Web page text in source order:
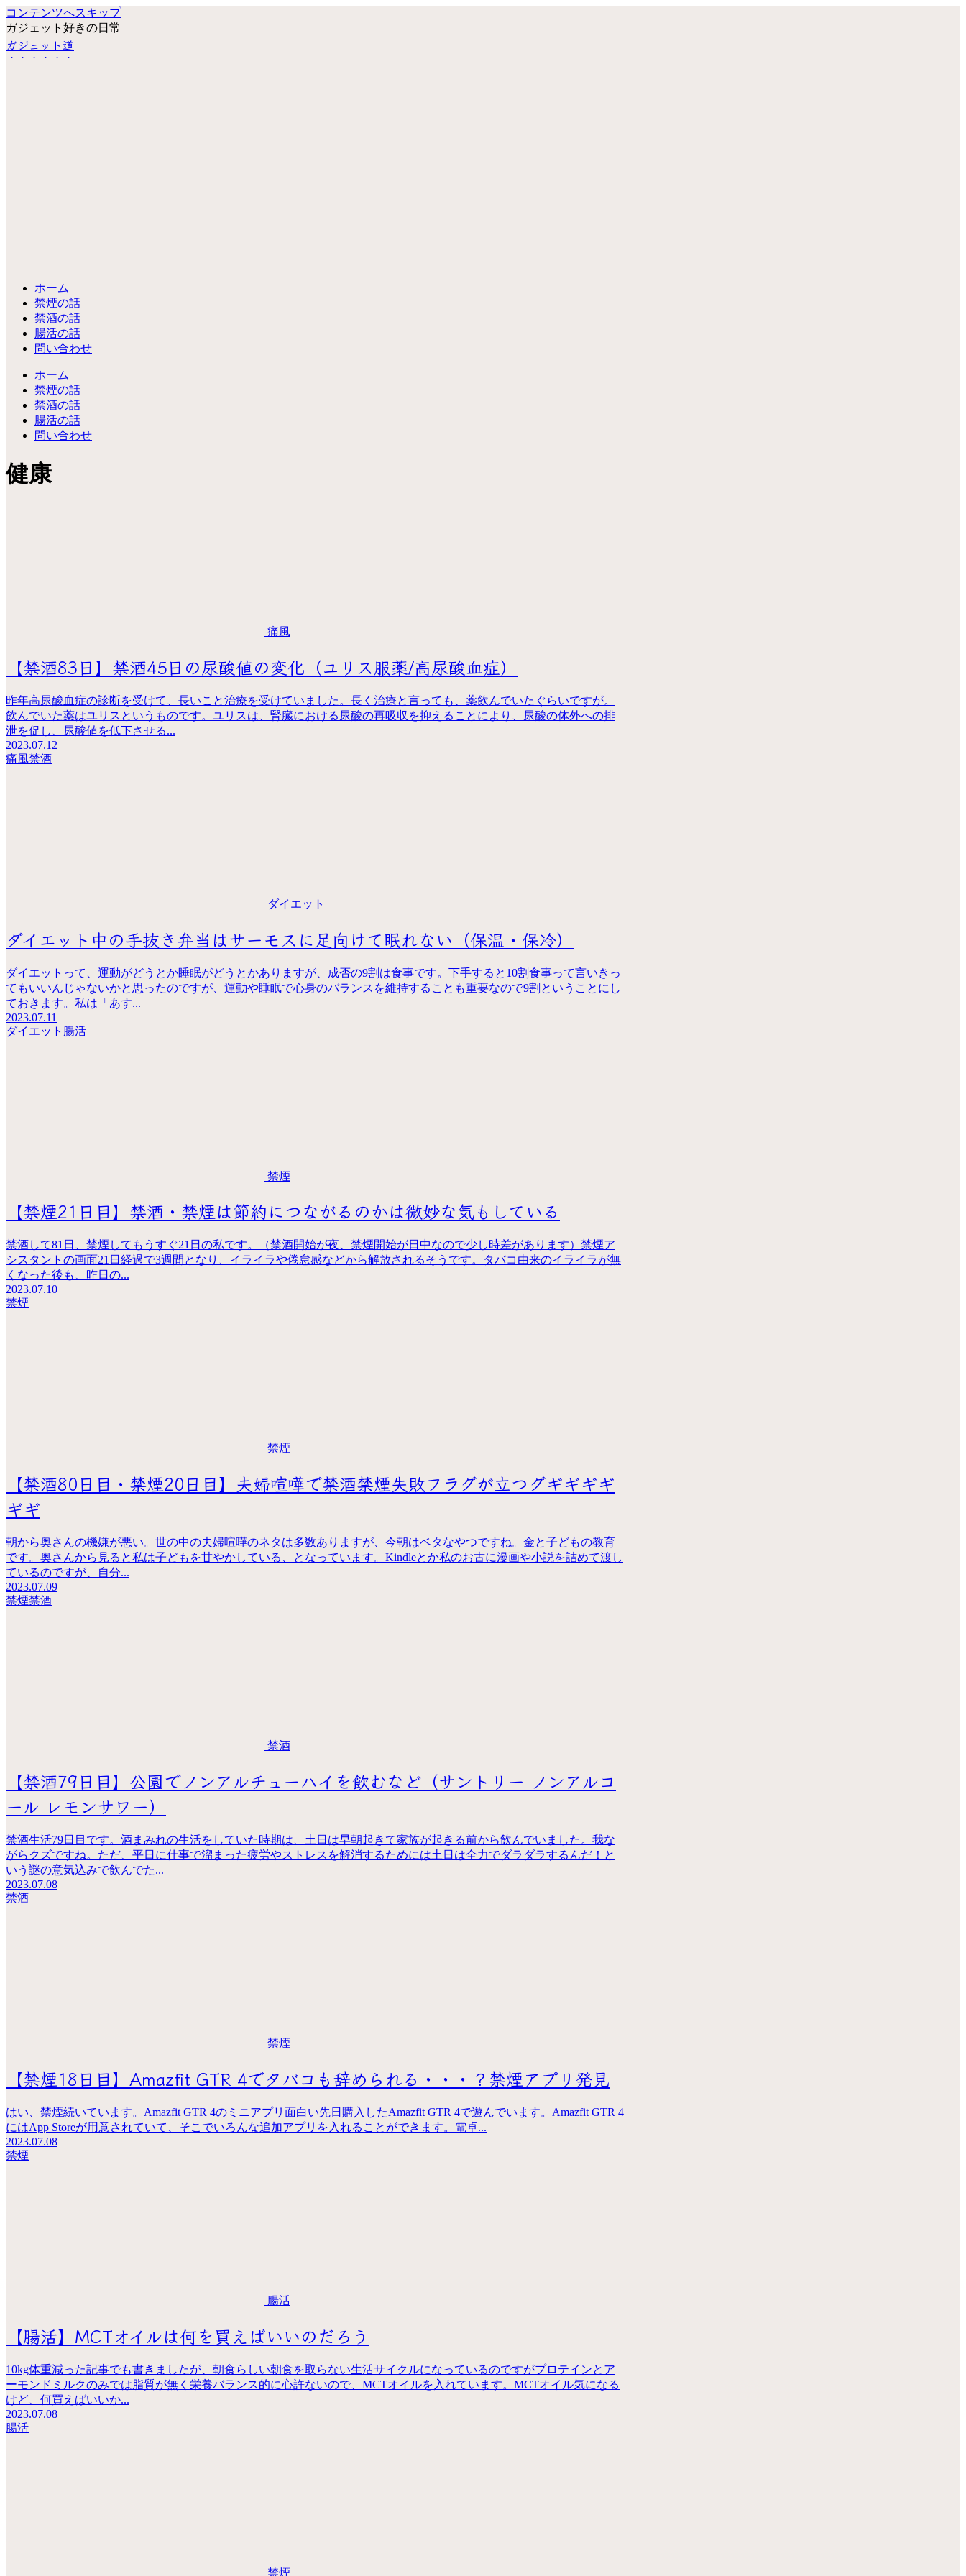
コンテンツへスキップ
ガジェット好きの日常
ガジェット道
ホーム
禁煙の話
禁酒の話
腸活の話
問い合わせ
ホーム
禁煙の話
禁酒の話
腸活の話
問い合わせ
健康
痛風
【禁酒83日】禁酒45日の尿酸値の変化（ユリス服薬/高尿酸血症）
昨年高尿酸血症の診断を受けて、長いこと治療を受けていました。長く治療と言っても、薬飲んでいたぐらいですが。
飲んでいた薬はユリスというものです。ユリスは、腎臓における尿酸の再吸収を抑えることにより、尿酸の体外への排
泄を促し、尿酸値を低下させる...
2023.07.12
痛風禁酒
ダイエット
ダイエット中の手抜き弁当はサーモスに足向けて眠れない（保温・保冷）
ダイエットって、運動がどうとか睡眠がどうとかありますが、成否の9割は食事です。下手すると10割食事って言いきっ
てもいいんじゃないかと思ったのですが、運動や睡眠で心身のバランスを維持することも重要なので9割ということにし
ておきます。私は「あす...
2023.07.11
ダイエット 腸活
禁煙
【禁煙21日目】禁酒・禁煙は節約につながるのかは微妙な気もしている
禁酒して81日、禁煙してもうすぐ21日の私です。（禁酒開始が夜、禁煙開始が日中なので少し時差があります）禁煙ア
シスタントの画面21日経過で3週間となり、イライラや倦怠感などから解放されるそうです。タバコ由来のイライラが無
くなった後も、昨日の...
2023.07.10
禁煙
禁煙
【禁酒80日目・禁煙20日目】夫婦喧嘩で禁酒禁煙失敗フラグが立つグギギギギ
ギギ
朝から奥さんの機嫌が悪い。世の中の夫婦喧嘩のネタは多数ありますが、今朝はベタなやつですね。金と子どもの教育
です。奥さんから見ると私は子どもを甘やかしている、となっています。Kindleとか私のお古に漫画や小説を詰めて渡し
ているのですが、自分...
2023.07.09
禁煙禁酒
禁酒
【禁酒79日目】公園でノンアルチューハイを飲むなど（サントリー ノンアルコ
ール レモンサワー）
禁酒生活79日目です。酒まみれの生活をしていた時期は、土日は早朝起きて家族が起きる前から飲んでいました。我な
がらクズですね。ただ、平日に仕事で溜まった疲労やストレスを解消するためには土日は全力でダラダラするんだ！と
いう謎の意気込みで飲んでた...
2023.07.08
禁酒
禁煙
【禁煙18日目】Amazfit GTR 4でタバコも辞められる・・・？禁煙アプリ発見
はい、禁煙続いています。Amazfit GTR 4のミニアプリ面白い先日購入したAmazfit GTR 4で遊んでいます。Amazfit GTR 4
にはApp Storeが用意されていて、そこでいろんな追加アプリを入れることができます。電卓...
2023.07.08
禁煙
腸活
【腸活】MCTオイルは何を買えばいいのだろう
10kg体重減った記事でも書きましたが、朝食らしい朝食を取らない生活サイクルになっているのですがプロテインとア
ーモンドミルクのみでは脂質が無く栄養バランス的に心許ないので、MCTオイルを入れています。MCTオイル気になる
けど、何買えばいいか...
2023.07.08
腸活
禁煙